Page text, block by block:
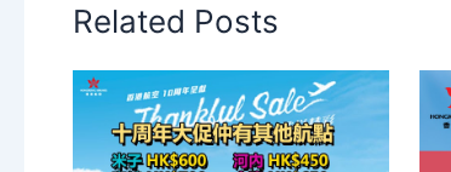
Related Posts